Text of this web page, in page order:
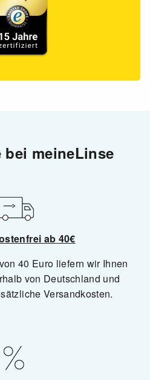
bei meineLinse
ab 40€
40 Euro liefern wir Ihnen
von Deutschland und
Versandkosten.